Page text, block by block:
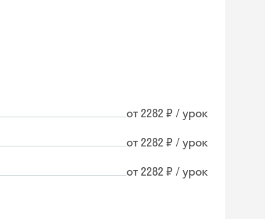
от 2282 ₽ / урок
от 2282 ₽ / урок
от 2282 ₽ / урок